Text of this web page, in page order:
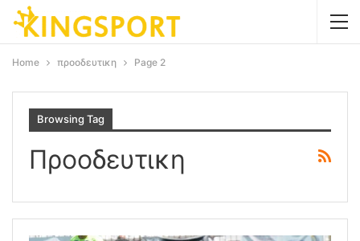
Home προοδευτικη Page 2
Browsing Tag
Προοδευτικη